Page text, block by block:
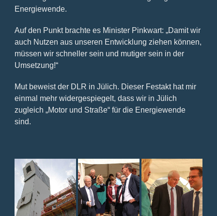
Energiewende.
Auf den Punkt brachte es Minister Pinkwart: „Damit wir
auch Nutzen aus unseren Entwicklung ziehen können,
müssen wir schneller sein und mutiger sein in der
Umsetzung!“
Mut beweist der DLR in Jülich. Dieser Festakt hat mir
einmal mehr widergespiegelt, dass wir in Jülich
zugleich „Motor und Straße“ für die Energiewende
sind.